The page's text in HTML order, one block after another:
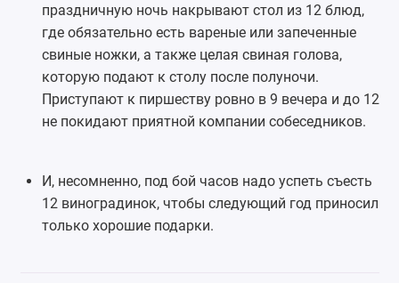
праздничную ночь накрывают стол из 12 блюд,
где обязательно есть вареные или запеченные
свиные ножки, а также целая свиная голова,
которую подают к столу после полуночи.
Приступают к пиршеству ровно в 9 вечера и до 12
не покидают приятной компании собеседников.
И, несомненно, под бой часов надо успеть съесть
12 виноградинок, чтобы следующий год приносил
только хорошие подарки.